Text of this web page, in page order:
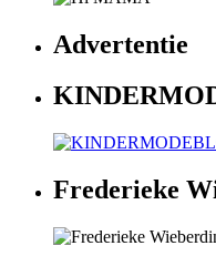
Advertentie
Frederieke